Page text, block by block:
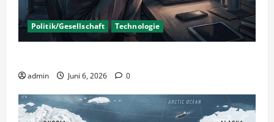
Politik/Gesellschaft Technologie
admin Juni 6, 2026 0